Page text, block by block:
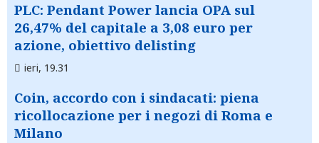
PLC: Pendant Power lancia OPA sul
26,47% del capitale a 3,08 euro per
azione, obiettivo delisting
ieri, 19.31
Coin, accordo con i sindacati: piena
ricollocazione per i negozi di Roma e
Milano